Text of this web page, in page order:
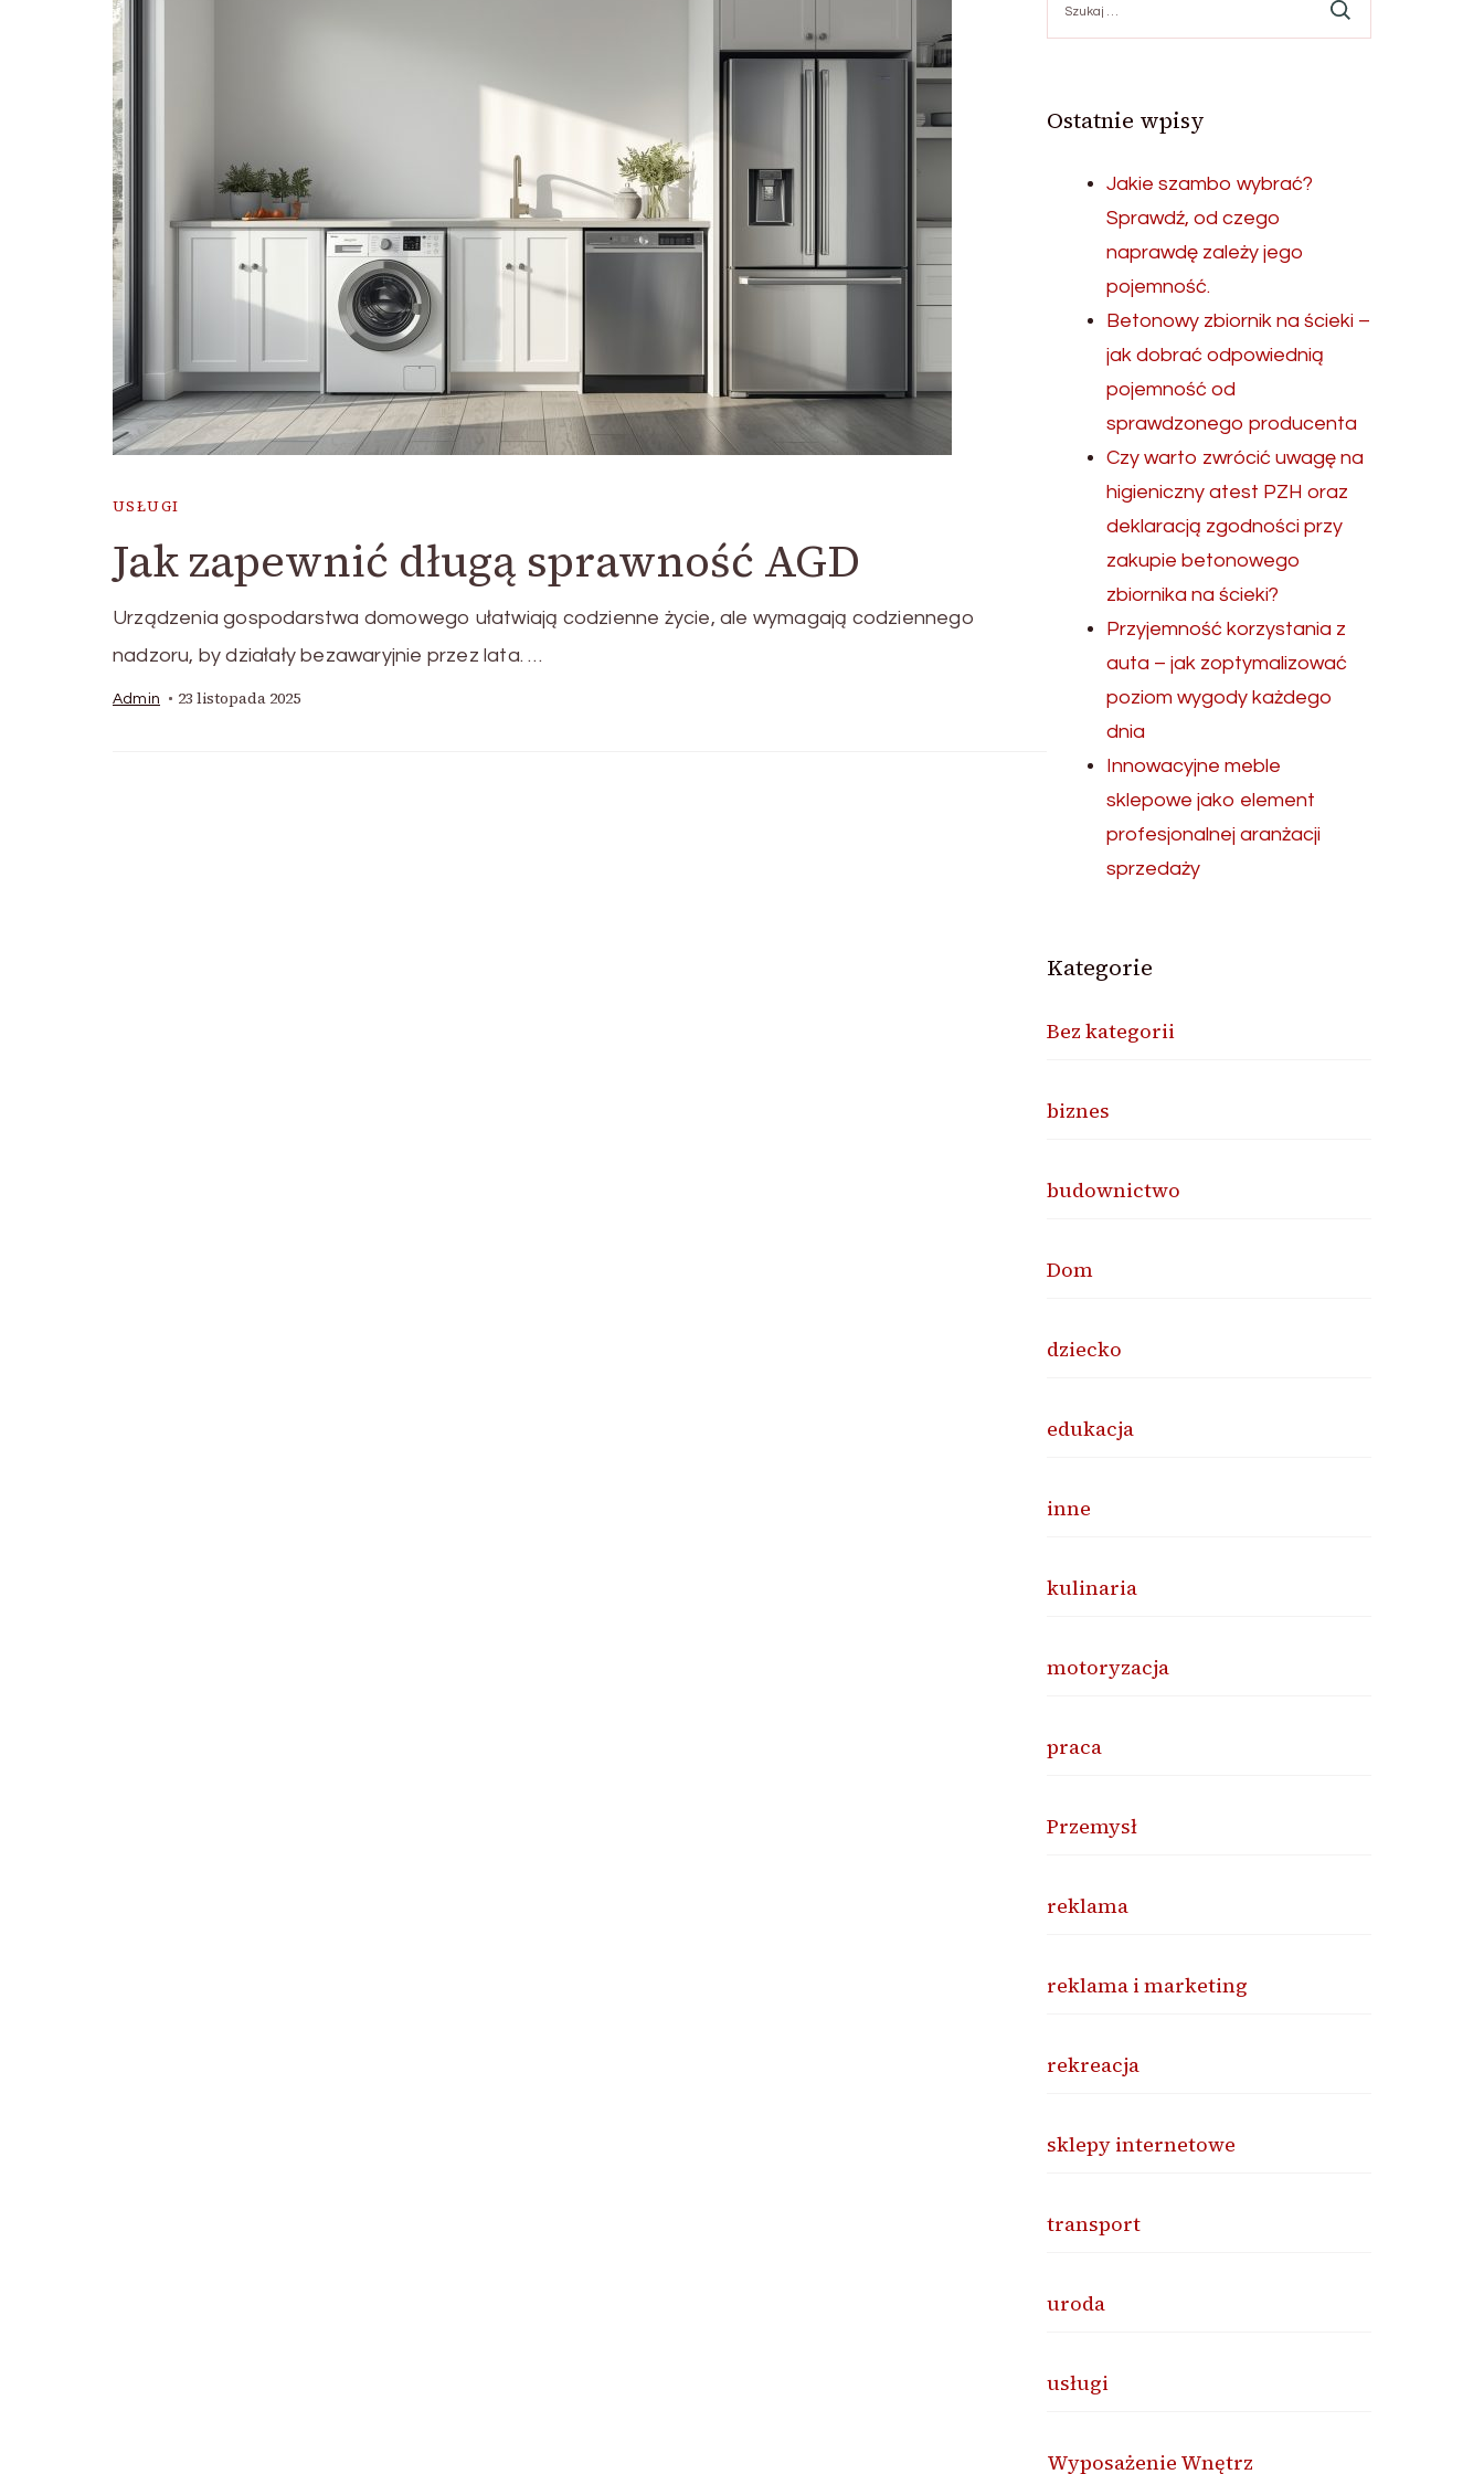
USŁUGI
Jak zapewnić długą sprawność AGD
Urządzenia gospodarstwa domowego ułatwiają codzienne życie, ale wymagają codziennego
nadzoru, by działały bezawaryjnie przez lata. …
Admin 23 listopada 2025
Ostatnie wpisy
Jakie szambo wybrać?
Sprawdź, od czego
naprawdę zależy jego
pojemność.
Betonowy zbiornik na ścieki –
jak dobrać odpowiednią
pojemność od
sprawdzonego producenta
Czy warto zwrócić uwagę na
higieniczny atest PZH oraz
deklaracją zgodności przy
zakupie betonowego
zbiornika na ścieki?
Przyjemność korzystania z
auta – jak zoptymalizować
poziom wygody każdego
dnia
Innowacyjne meble
sklepowe jako element
profesjonalnej aranżacji
sprzedaży
Kategorie
Bez kategorii
biznes
budownictwo
Dom
dziecko
edukacja
inne
kulinaria
motoryzacja
praca
Przemysł
reklama
reklama i marketing
rekreacja
sklepy internetowe
transport
uroda
usługi
Wyposażenie Wnętrz